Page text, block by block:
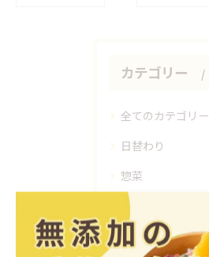
カテゴリー
全てのカテゴリー
日替わり
惣菜
手作り
ヘルシー